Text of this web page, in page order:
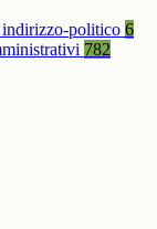
politico 6
782